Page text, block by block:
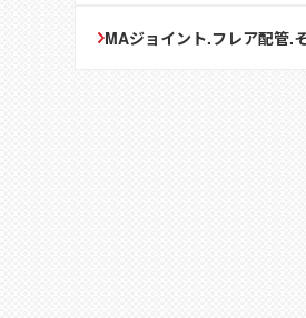
MAジョイント.フレア配管.